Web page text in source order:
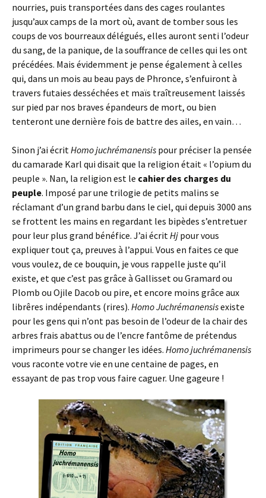
nourries, puis transportées dans des cages roulantes
jusqu’aux camps de la mort où, avant de tomber sous les
coups de vos bourreaux délégués, elles auront senti l’odeur
du sang, de la panique, de la souffrance de celles qui les ont
précédées. Mais évidemment je pense également à celles
qui, dans un mois au beau pays de Phronce, s’enfuiront à
travers futaies desséchées et maïs traîtreusement laissés
sur pied par nos braves épandeurs de mort, ou bien
tenteront une dernière fois de battre des ailes, en vain…
Sinon j’ai écritHomo juchrémanensis pour préciser la pensée
du camarade Karl qui disait que la religion était « l’opium du
peuple ». Nan, la religion est le cahier des charges du
peuple. Imposé par une trilogie de petits malins se
réclamant d’un grand barbu dans le ciel, qui depuis 3000 ans
se frottent les mains en regardant les bipèdes s’entretuer
pour leur plus grand bénéfice. J’ai écritHj pour vous
expliquer tout ça, preuves à l’appui. Vous en faites ce que
vous voulez, de ce bouquin, je vous rappelle juste qu’il
existe, et que c’est pas grâce à Gallisset ou Gramard ou
Plomb ou Ojile Dacob ou pire, et encore moins grâce aux
librêres indépendants (rires). Homo Juchrémanensisexiste
pour les gens qui n’ont pas besoin de l’odeur de la chair des
arbres frais abattus ou de l’encre fantôme de prétendus
imprimeurs pour se changer les idées. Homo juchrémanensis
vous raconte votre vie en une centaine de pages, en
essayant de pas trop vous faire caguer. Une gageure !